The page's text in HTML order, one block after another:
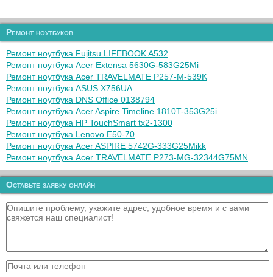
Ремонт ноутбуков
Ремонт ноутбука Fujitsu LIFEBOOK A532
Ремонт ноутбука Acer Extensa 5630G-583G25Mi
Ремонт ноутбука Acer TRAVELMATE P257-M-539K
Ремонт ноутбука ASUS X756UA
Ремонт ноутбука DNS Office 0138794
Ремонт ноутбука Acer Aspire Timeline 1810T-353G25i
Ремонт ноутбука HP TouchSmart tx2-1300
Ремонт ноутбука Lenovo E50-70
Ремонт ноутбука Acer ASPIRE 5742G-333G25Mikk
Ремонт ноутбука Acer TRAVELMATE P273-MG-32344G75MN
Оставьте заявку онлайн